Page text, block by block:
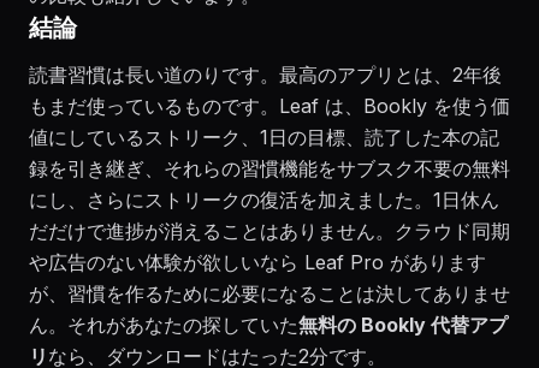
結論
読書習慣は長い道のりです。最高のアプリとは、2年後
もまだ使っているものです。Leaf は、Bookly を使う価
値にしているストリーク、1日の目標、読了した本の記
録を引き継ぎ、それらの習慣機能をサブスク不要の無料
にし、さらにストリークの復活を加えました。1日休ん
だだけで進捗が消えることはありません。クラウド同期
や広告のない体験が欲しいなら Leaf Pro があります
が、習慣を作るために必要になることは決してありませ
ん。それがあなたの探していた無料の Bookly 代替アプ
リ なら、ダウンロードはたった2分です。